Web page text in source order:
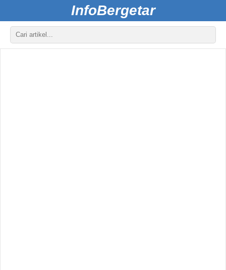
InfoBergetar